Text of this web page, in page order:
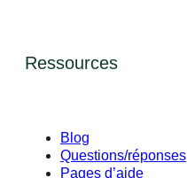
Ressources
Blog
Questions/réponses
Pages d’aide